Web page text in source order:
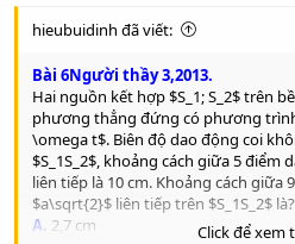
hieubuidinh đã viết:
Bài 6Người thầy 3,2013.
Hai nguồn kết hợp $S_1; S_2$ trên
phương thẳng đứng có phương
\omega t$. Biên độ dao động coi
$S_1S_2$, khoảng cách giữa 5 điểm
liên tiếp là 10 cm. Khoảng cách giữa
$a\sqrt{2}$ liên tiếp trên $S_1S_2$ là?
A. 2,7 cm
Click để xem